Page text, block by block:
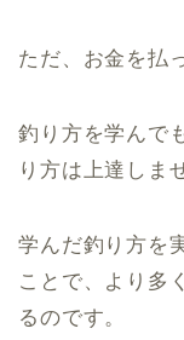
ただ、お金を払
釣り方を学んで
り方は上達しま
学んだ釣り方を
ことで、より多
るのです。